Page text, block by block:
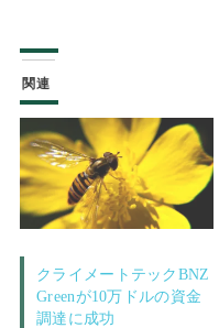
関連
クライメートテックBNZ
Greenが10万ドルの資金
調達に成功